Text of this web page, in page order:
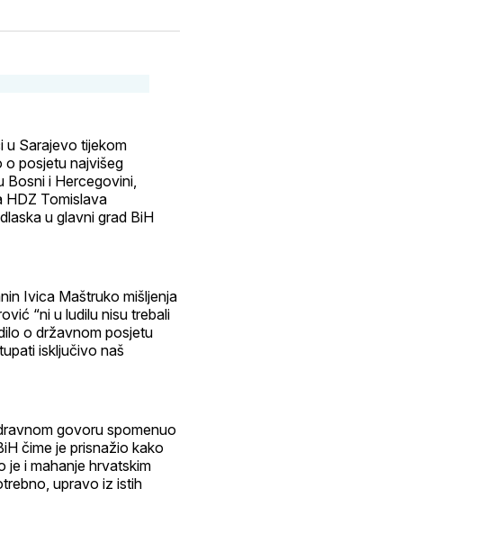
maila
u Sarajevo tijekom
o posjetu najvišeg
i Hercegovini,
HDZ Tomislava
u glavni grad BiH
Ivica Maštruko mišljenja
“ni u ludilu nisu trebali
o državnom posjetu
isključivo naš
govoru spomenuo
čime je prisnažio kako
je i mahanje hrvatskim
upravo iz istih